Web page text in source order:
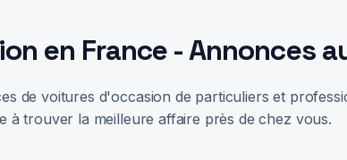
en France - Annonces
de voitures d'occasion de particuliers et
à trouver la meilleure affaire près de chez vous.